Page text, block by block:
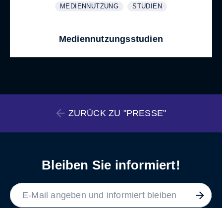
WEITERE INFORMATIONEN ZUM THEMA
MEDIENNUTZUNG
ANZEIGEN WEITERE
STUDIEN
ANZEIGEN
Mediennutzungsstudien
ZURÜCK ZU "PRESSE"
Bleiben Sie informiert!